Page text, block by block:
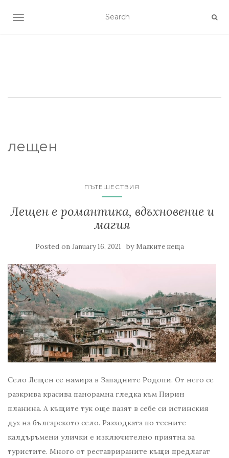
TOGGLE NAVIGATION
лещен
ПЪТЕШЕСТВИЯ
Лещен е романтика, вдъхновение и
магия
Posted on January 16, 2021 by Малките неща
Село Лещен се намира в Западните Родопи. От него се
разкрива красива панорамна гледка към Пирин
планина. А къщите тук още пазят в себе си истинския
дух на българското село. Разходката по тесните
калдъръмени улички е изключително приятна за
туристите. Много от реставрираните къщи предлагат